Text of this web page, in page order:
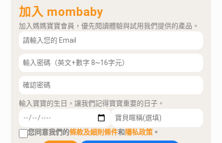
加入 mombaby
加入媽媽寶寶會員，優先閱讀體驗與試用我們提供的產品。
輸入寶寶的生日，讓我們記得寶寶重要的日子。
您同意我們的條款及細則條件和隱私政策 。